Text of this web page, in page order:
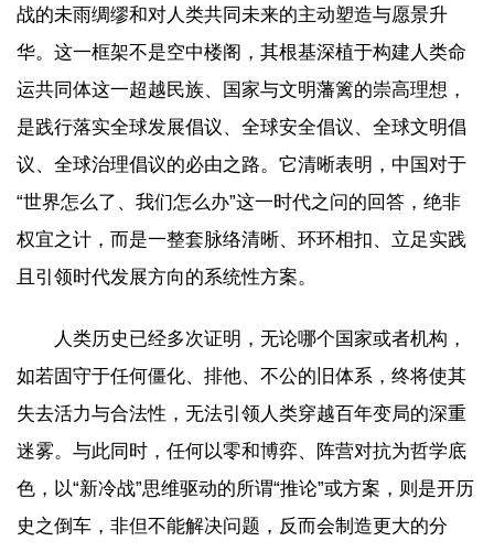
战的未雨绸缪和对人类共同未来的主动塑造与愿景升
华。这一框架不是空中楼阁，其根基深植于构建人类命
运共同体这一超越民族、国家与文明藩篱的崇高理想，
是践行落实全球发展倡议、全球安全倡议、全球文明倡
议、全球治理倡议的必由之路。它清晰表明，中国对于
“世界怎么了、我们怎么办”这一时代之问的回答，绝非
权宜之计，而是一整套脉络清晰、环环相扣、立足实践
且引领时代发展方向的系统性方案。
人类历史已经多次证明，无论哪个国家或者机构，
如若固守于任何僵化、排他、不公的旧体系，终将使其
失去活力与合法性，无法引领人类穿越百年变局的深重
迷雾。与此同时，任何以零和博弈、阵营对抗为哲学底
色，以“新冷战”思维驱动的所谓“推论”或方案，则是开历
史之倒车，非但不能解决问题，反而会制造更大的分